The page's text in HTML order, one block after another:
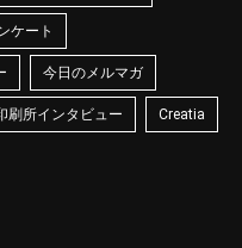
ケート
今日のメルマガ
刷所インタビュー Creatia